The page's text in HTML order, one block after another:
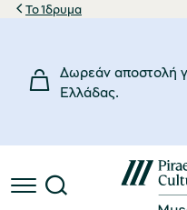
Το Ίδρυμα
Δωρεάν αποστολή
Eλλάδας.